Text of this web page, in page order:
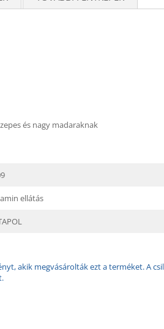
és nagy madaraknak
ellátás
akik megvásárolták ezt a terméket. A